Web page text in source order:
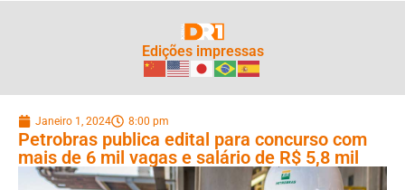
Edições impressas
Janeiro 1, 2024 8:00 pm
Petrobras publica edital para concurso com
mais de 6 mil vagas e salário de R$ 5,8 mil